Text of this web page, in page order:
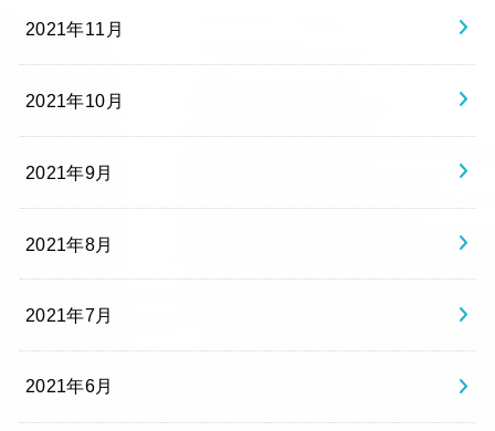
2021年11月
2021年10月
2021年9月
2021年8月
2021年7月
2021年6月